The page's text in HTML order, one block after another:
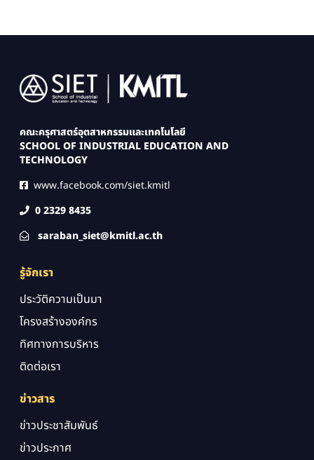
Image
คณะครุศาสตร์อุตสาหกรรมและเทคโนโลยี
SCHOOL OF INDUSTRIAL EDUCATION AND
TECHNOLOGY
www.facebook.com/siet.kmitl
0 2329 8435
saraban_siet@kmitl.ac.th
รู้จักเรา
ประวัติความเป็นมา
โครงสร้างองค์กร
ทิศทางการบริหาร
ติดต่อเรา
ข่าวสาร
ข่าวประชาสัมพันธ์
ข่าวประกาศ